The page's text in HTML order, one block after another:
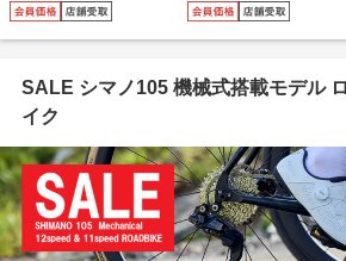
05 Di2 VDDK ( グリージ
ョ ) 485S (身長目安175c
m前後)
05 機械式 12sp VDBL (
アズーロ ) 485S (身長目
安175cm前後)
SALE シマノ105 機械式搭載モデル
イク